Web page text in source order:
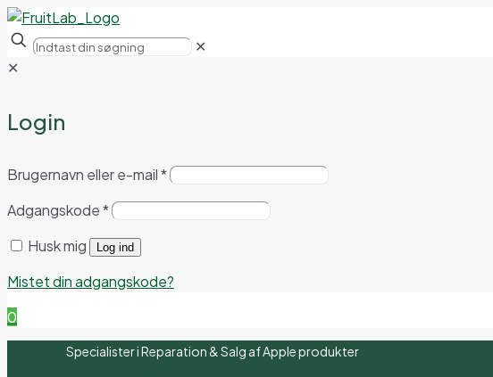
✕
✕
Login
Brugernavn eller e-mail*
Adgangskode*
Husk mig
Log ind
Mistet din adgangskode?
0
Specialister i Reparation & Salg af Apple produkter